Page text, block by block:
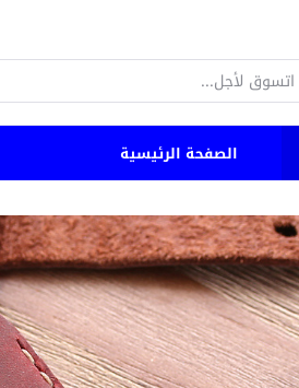
الصفحة الرئيسية